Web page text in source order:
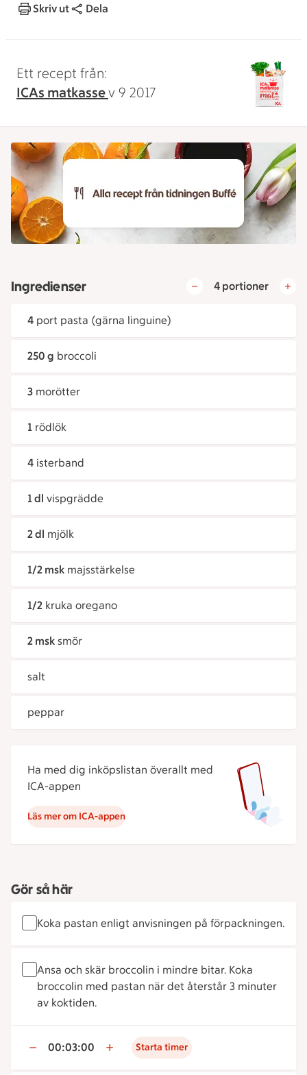
Skriv ut Dela
Ett recept från:
ICAs matkassev 9 2017
Ingredienser 4 portioner
4 port pasta (gärna linguine)
250 g broccoli
3 morötter
1 rödlök
4 isterband
1 dl vispgrädde
2 dl mjölk
1/2 msk majsstärkelse
1/2 kruka oregano
2 msk smör
salt
peppar
Ha med dig inköpslistan överallt med
ICA-appen
Läs mer om ICA-appen
Gör så här
Koka pastan enligt anvisningen på förpackningen.
Ansa och skär broccolin i mindre bitar. Koka
broccolin med pastan när det återstår 3 minuter
av koktiden.
00:03:00 Starta timer